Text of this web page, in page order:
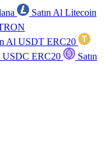
Satın Al Litecoin
Al USDT ERC20
USDC ERC20
Satın